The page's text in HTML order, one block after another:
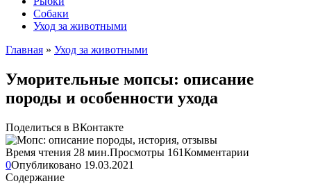
Собаки
Уход за животными
Главная » Уход за животными
Уморительные мопсы: описание
породы и особенности ухода
Поделиться в ВКонтакте
Время чтения 28 мин.Просмотры 161Комментарии
0Опубликовано 19.03.2021
Содержание